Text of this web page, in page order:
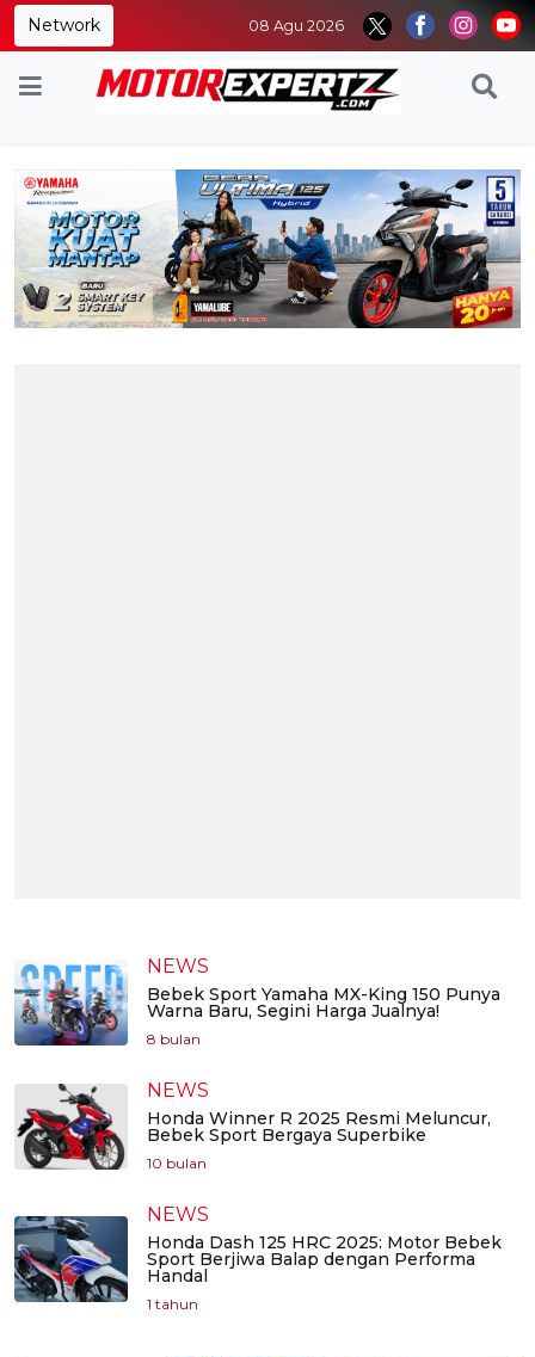
Network 08 Agu 2026
NEWS
Bebek Sport Yamaha MX-King 150 Punya
Warna Baru, Segini Harga Jualnya!
8 bulan
NEWS
Honda Winner R 2025 Resmi Meluncur,
Bebek Sport Bergaya Superbike
10 bulan
NEWS
Honda Dash 125 HRC 2025: Motor Bebek
Sport Berjiwa Balap dengan Performa
Handal
1 tahun